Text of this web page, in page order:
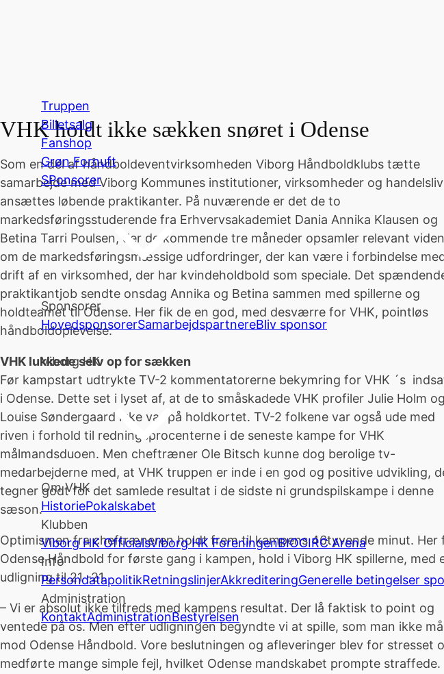
Truppen
Billetsalg
Fanshop
Grøn Fornuft
SPonsorer
Sponsorer
HovedsponsorerSamarbejdspartnereBliv sponsor
Viborg HK
Om VHK
HistoriePokalskabet
Klubben
Viborg HK OfficialsViborg HK ForeningenBIOCIRC Arena
Info
PersondatapolitikRetningslinjerAkkrediteringGenerelle betingelser
Administration
KontaktAdministrationBestyrelsen
VHK holdt ikke sækken snøret i Odense
Som en del af håndboldeventvirksomheden Viborg Håndboldklubs tætte
samarbejde med Viborg Kommunes institutioner, virksomheder og handelsliv
ansættes løbende praktikanter. På nuværende er det de to
markedsføringsstuderende fra Erhvervsakademiet Dania Annika Klausen og
Betina Tarri Poulsen, der de kommende tre måneder opsamler relevant viden
om de markedsføringsmæssige udfordringer, der kan være i forbindelse
drift af en virksomhed, der har kvindeholdbold som speciale. Det
praktikantjob sendte onsdag Annika og Betina sammen med spillerne og
holdteamet til Odense. Her fik de en god, med desværre for VHK, pointløs
håndboldoplevelse.
VHK lukkede selv op for sækken
Før kampstart udtrykte TV-2 kommentatorerne bekymring for VHK ´s
i Odense. Dette set i lyset af, at de to småskadede VHK profiler Julie Holm og
Louise Søndergaard ikke var på holdkortet. TV-2 folkene var også ude med
riven i forhold til redningsprocenterne i de seneste kampe for VHK
målmandsduoen. Men cheftræner Ole Bitsch kunne dog berolige tv-
medarbejderne med, at VHK truppen er inde i en god og positive udvikling,
tegner godt for det samlede resultat i de sidste ni grundspilskampe i denne
sæson.
Optimismen fra cheftræneren holdt frem til kampens 46tyvende minut. Her
Odense Håndbold for første gang i kampen, hold i Viborg HK spillerne, med
udligning til 21 -21.
– Vi er absolut ikke tilfreds med kampens resultat. Der lå faktisk to point og
ventede på os. Men efter udligningen begyndte vi at spille, som man ikke må
mod Odense Håndbold. Vore beslutningen og afleveringer blev for stresset
medførte mange simple fejl, hvilket Odense mandskabet prompte straffede.